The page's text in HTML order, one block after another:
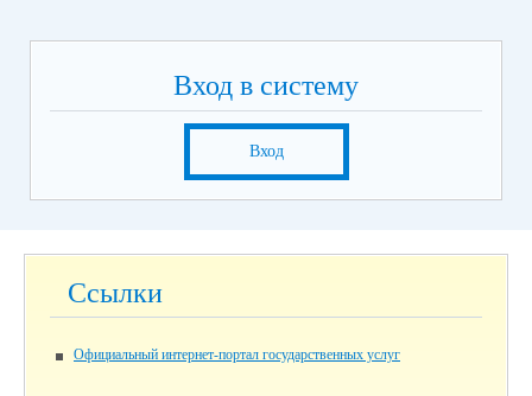
Вход в систему
Вход
Ссылки
Официальный интернет-портал государственных услуг